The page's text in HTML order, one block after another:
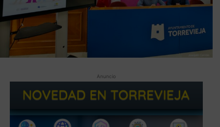
Anuncio